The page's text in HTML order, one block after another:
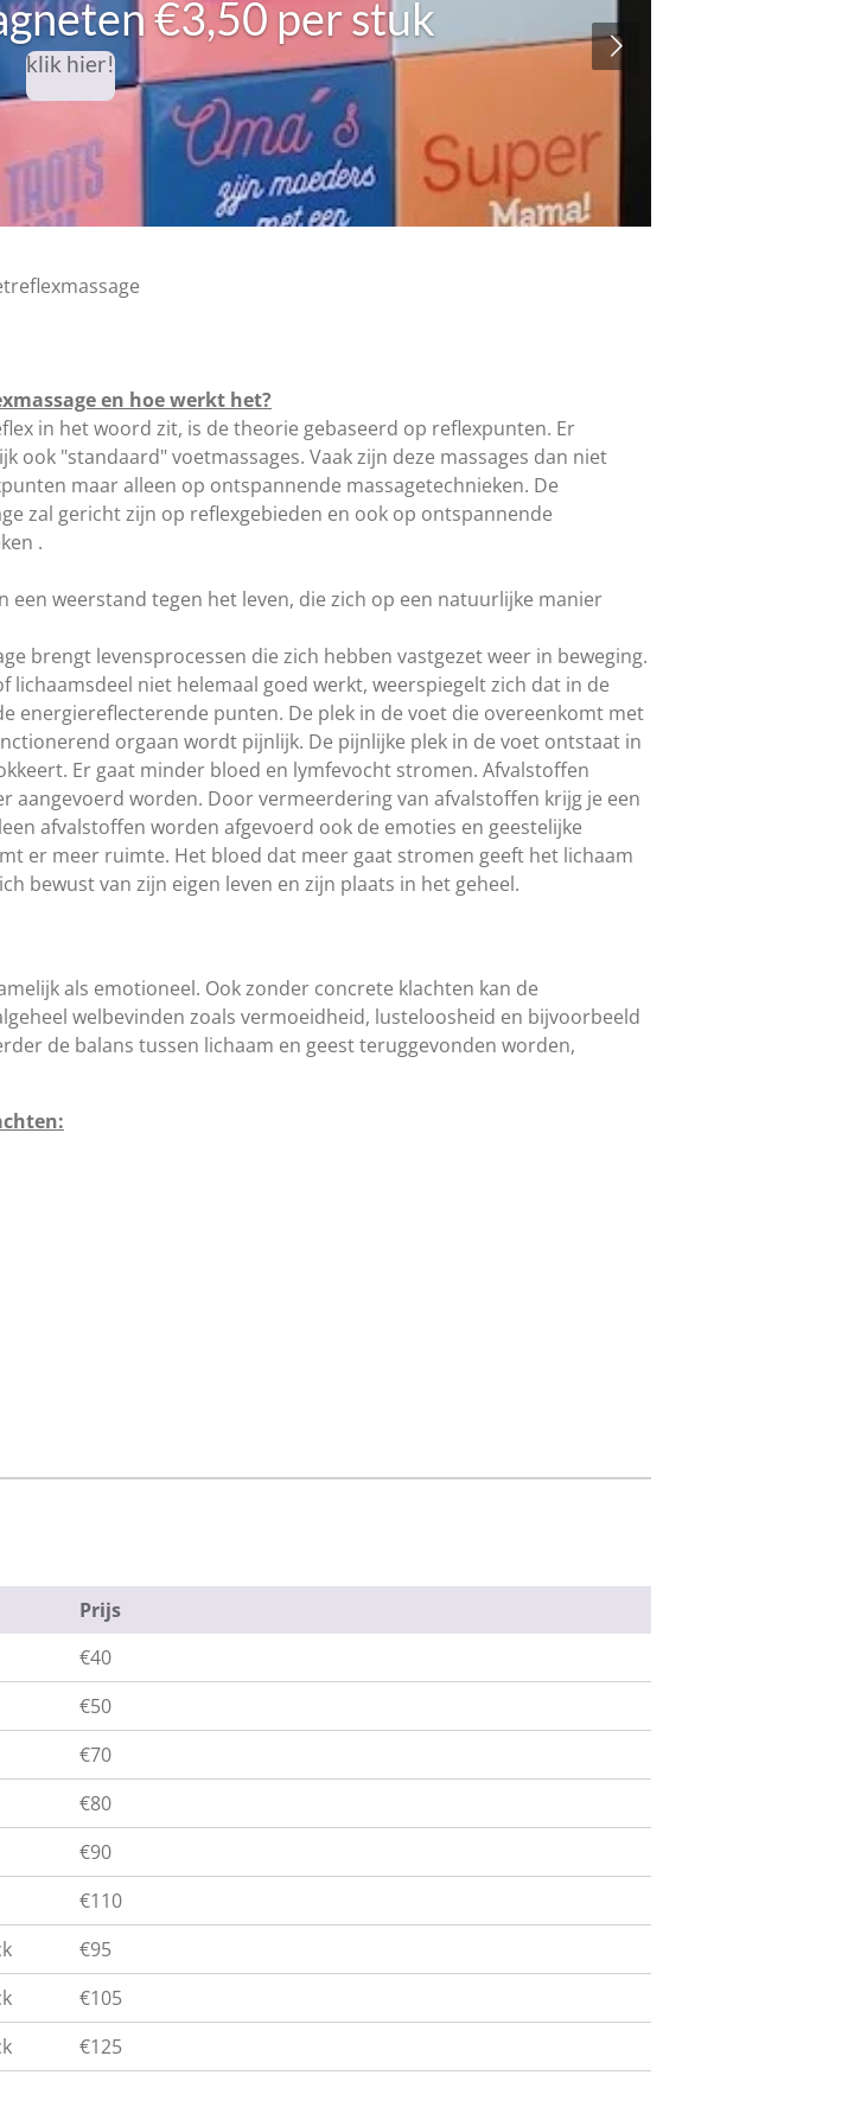
€3,50 per stuk
klik hier!
en hoe werkt het?
in het woord zit, is de theorie gebaseerd op reflexpunten. Er
ook "standaard" voetmassages. Vaak zijn deze massages dan niet
maar alleen op ontspannende massagetechnieken. De
zal gericht zijn op reflexgebieden en ook op ontspannende
.
een weerstand tegen het leven, die zich op een natuurlijke manier
brengt levensprocessen die zich hebben vastgezet weer in beweging.
lichaamsdeel niet helemaal goed werkt, weerspiegelt zich dat in de
energiereflecterende punten. De plek in de voet die overeenkomt met
orgaan wordt pijnlijk. De pijnlijke plek in de voet ontstaat in
. Er gaat minder bloed en lymfevocht stromen. Afvalstoffen
worden. Door vermeerdering van afvalstoffen krijg je een
afvalstoffen worden afgevoerd ook de emoties en geestelijke
er meer ruimte. Het bloed dat meer gaat stromen geeft het lichaam
bewust van zijn eigen leven en zijn plaats in het geheel.
als emotioneel. Ook zonder concrete klachten kan de
welbevinden zoals vermoeidheid, lusteloosheid en bijvoorbeeld
de balans tussen lichaam en geest teruggevonden worden,
Prijs
€40
€50
€70
€80
€90
€110
€95
€105
€125